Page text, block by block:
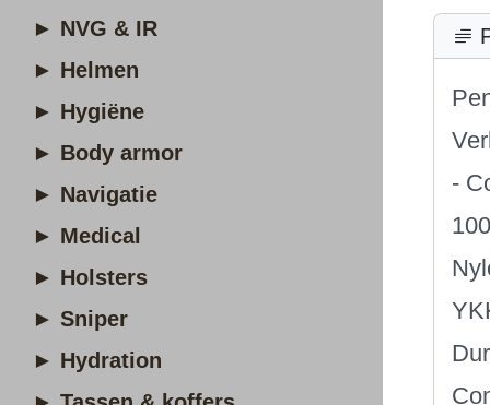
► NVG & IR
► Helmen
► Hygiëne
► Body armor
► Navigatie
► Medical
► Holsters
► Sniper
► Hydration
-